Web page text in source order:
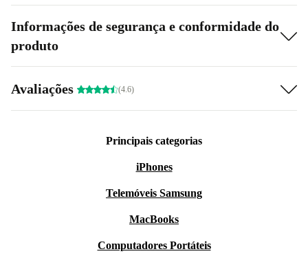
Informações de segurança e conformidade do
produto
Avaliações (4.6)
Principais categorias
iPhones
Telemóveis Samsung
MacBooks
Computadores Portáteis